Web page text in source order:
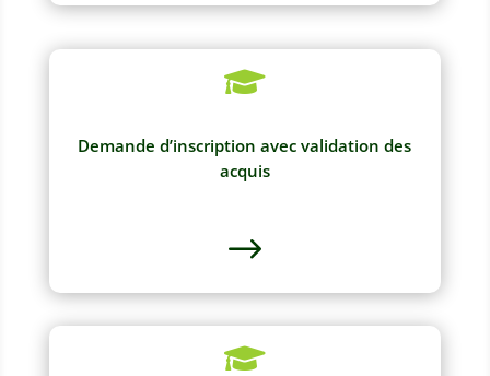

Demande d’inscription avec validation des
acquis
$
